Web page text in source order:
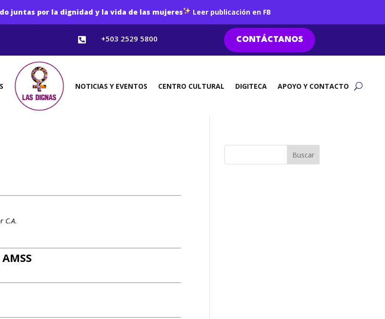
juntas por la dignidad y la vida de las mujeres Leer publicación en FB
 +503 2529 5800 CONTÁCTANOS
NOTICIAS Y EVENTOS CENTRO CULTURAL DIGITECA APOYO Y CONTACTO
C.A.